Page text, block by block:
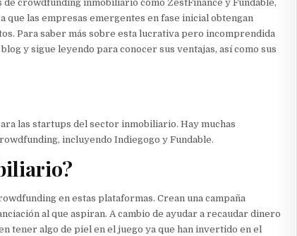
crowdfunding inmobiliario como ZestFinance y Fundable,
que las empresas emergentes en fase inicial obtengan
Para saber más sobre esta lucrativa pero incomprendida
y sigue leyendo para conocer sus ventajas, así como sus
las startups del sector inmobiliario. Hay muchas
incluyendo Indiegogo y Fundable.
en estas plataformas. Crean una campaña
al que aspiran. A cambio de ayudar a recaudar dinero
tener algo de piel en el juego ya que han invertido en el